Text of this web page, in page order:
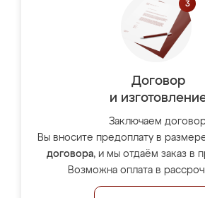
Договор
и
Заключаем
Вы вносите предоплату в
договора, и мы отдаём заказ в
Возможна оплата в